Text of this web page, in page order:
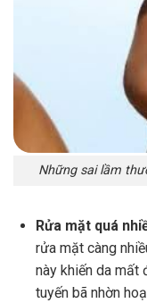
Những sai lầm
Rửa mặt quá
rửa mặt càng
này khiến da mất
tuyến bã nhờn